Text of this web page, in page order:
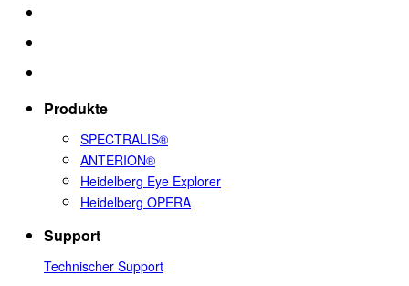
Produkte
SPECTRALIS®
ANTERION®
Heidelberg Eye Explorer
Heidelberg OPERA
Support
Technischer Support